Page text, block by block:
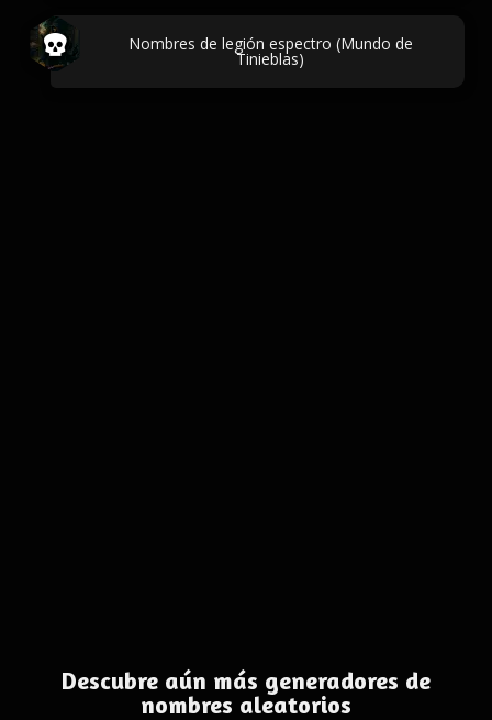
Nombres de legión espectro (Mundo de
Tinieblas)
Descubre aún más generadores de
nombres aleatorios